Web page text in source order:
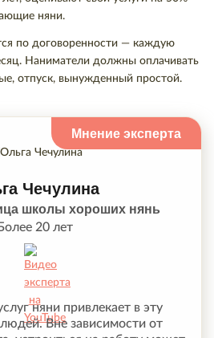
няни.
по договоренности — каждую
Наниматели должны оплачивать
отпуск, вынужденный простой.
Чечулина
школы хороших нянь
Более 20 лет
няни привлекает в эту
Вне зависимости от